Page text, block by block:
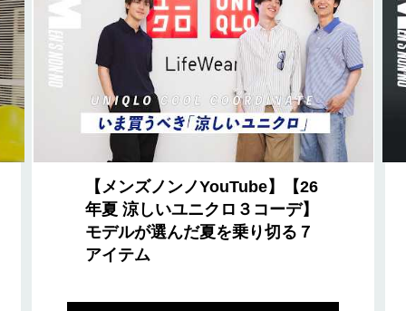
【メンズノンノYouTube】【26
年夏 涼しいユニクロ３コーデ】
モデルが選んだ夏を乗り切る７
アイテム